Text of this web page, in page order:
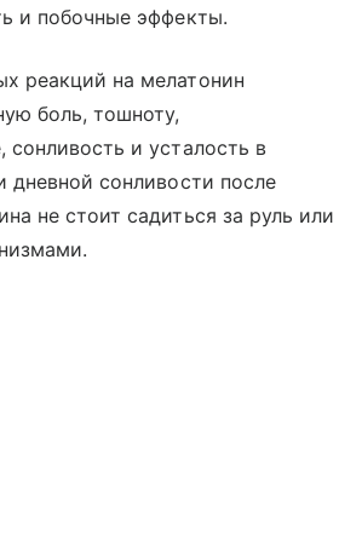
и побочные эффекты.
реакций на мелатонин
боль, тошноту,
сонливость и усталость в
дневной сонливости после
не стоит садиться за руль или